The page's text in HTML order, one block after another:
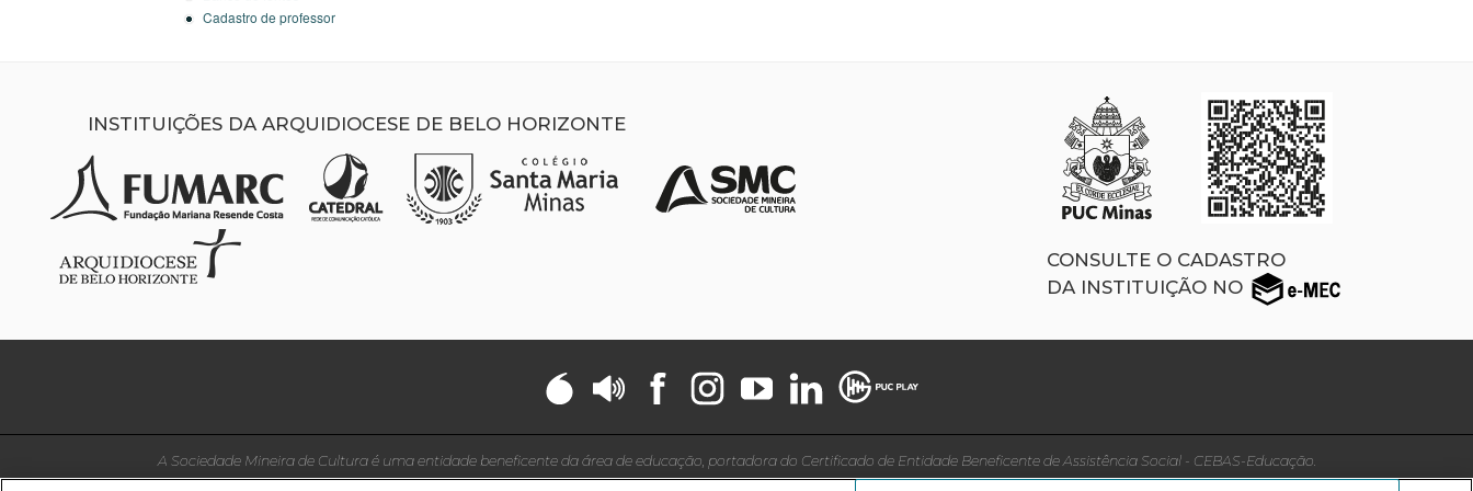
Cadastro de professor
INSTITUIÇÕES DA ARQUIDIOCESE DE BELO HORIZONTE
CONSULTE O CADASTRO
DA INSTITUIÇÃO NO
A Sociedade Mineira de Cultura é uma entidade beneficente da área de educação, portadora do Certificado de Entidade Beneficente de Assistência Social - CEBAS-Educação.